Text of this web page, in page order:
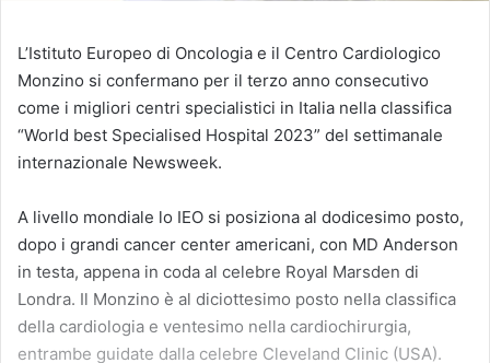
L’Istituto Europeo di Oncologia e il Centro Cardiologico
Monzino si confermano per il terzo anno consecutivo
come i migliori centri specialistici in Italia nella classifica
“World best Specialised Hospital 2023” del settimanale
internazionale Newsweek.
A livello mondiale lo IEO si posiziona al dodicesimo posto,
dopo i grandi cancer center americani, con MD Anderson
in testa, appena in coda al celebre Royal Marsden di
Londra. Il Monzino è al diciottesimo posto nella classifica
della cardiologia e ventesimo nella cardiochirurgia,
entrambe guidate dalla celebre Cleveland Clinic (USA).